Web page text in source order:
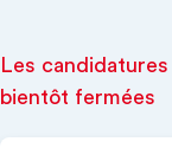
Les
bientôt fermées